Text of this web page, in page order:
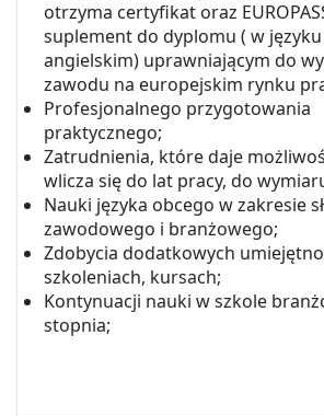
otrzyma certyfikat oraz
suplement do dyplomu ( w
angielskim) uprawniającym do
zawodu na europejskim rynku
Profesjonalnego przygotowania
praktycznego;
Zatrudnienia, które daje
wlicza się do lat pracy, do
Nauki języka obcego w zakresie
zawodowego i branżowego;
Zdobycia dodatkowych
szkoleniach, kursach;
Kontynuacji nauki w szkole
stopnia;